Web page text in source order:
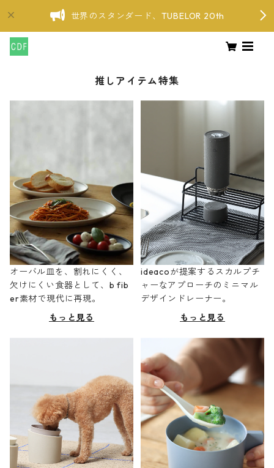
世界のスタンダード、TUBELOR 20th
推しアイテム特集
オーバル皿を、割れにくく、
欠けにくい食器として、b fib
er素材で現代に再現。
もっと見る
ideacoが提案するスカルプチ
ャーなアプローチのミニマル
デザインドレーナー。
もっと見る